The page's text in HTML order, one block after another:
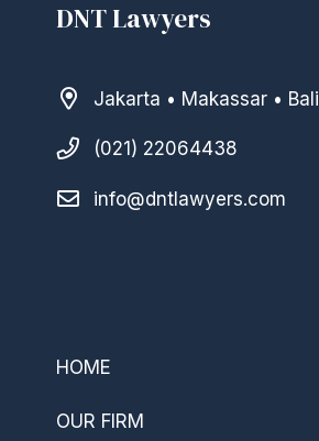
DNT Lawyers
Jakarta • Makassar • Bali
(021) 22064438
info@dntlawyers.com
HOME
OUR FIRM